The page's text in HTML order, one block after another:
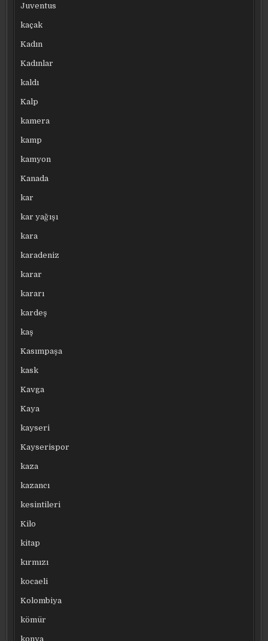
Juventus
kaçak
Kadın
Kadınlar
kaldı
Kalp
kamera
kamp
kamyon
Kanada
kar
kar yağışı
kara
karadeniz
karar
kararı
kardeş
kaş
Kasımpaşa
kask
Kavga
Kaya
kayseri
Kayserispor
kaza
kazancı
kesintileri
Kilo
kitap
kırmızı
kocaeli
Kolombiya
kömür
konya